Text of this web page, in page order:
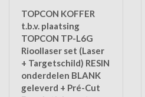
TOPCON KOFFER
t.b.v. plaatsing
TOPCON TP-L6G
Rioollaser set (Laser
+ Targetschild) RESIN
onderdelen BLANK
geleverd + Pré-Cut